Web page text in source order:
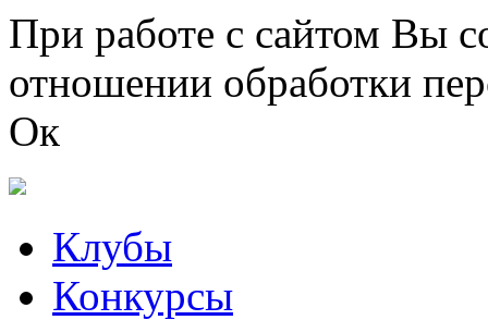
Перейти к основному содержанию
При работе с сайтом Вы
отношении обработки
Ок
Клубы
Конкурсы